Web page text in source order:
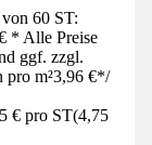
60 ST:
* Alle Preise
ggf. zzgl.
pro m²3,96 €*/
€ pro ST(4,75